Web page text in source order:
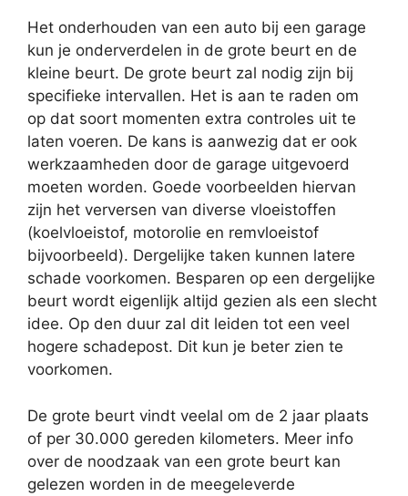
Het onderhouden van een auto bij een garage
kun je onderverdelen in de grote beurt en de
kleine beurt. De grote beurt zal nodig zijn bij
specifieke intervallen. Het is aan te raden om
op dat soort momenten extra controles uit te
laten voeren. De kans is aanwezig dat er ook
werkzaamheden door de garage uitgevoerd
moeten worden. Goede voorbeelden hiervan
zijn het verversen van diverse vloeistoffen
(koelvloeistof, motorolie en remvloeistof
bijvoorbeeld). Dergelijke taken kunnen latere
schade voorkomen. Besparen op een dergelijke
beurt wordt eigenlijk altijd gezien als een slecht
idee. Op den duur zal dit leiden tot een veel
hogere schadepost. Dit kun je beter zien te
voorkomen.
De grote beurt vindt veelal om de 2 jaar plaats
of per 30.000 gereden kilometers. Meer info
over de noodzaak van een grote beurt kan
gelezen worden in de meegeleverde